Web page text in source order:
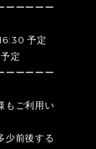
ーーーーー
予定
定
ーーーーー
もご利用い
少前後する